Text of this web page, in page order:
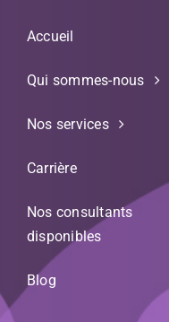
Accueil
Qui sommes-nous
Nos services
Carrière
Nos consultants
disponibles
Blog